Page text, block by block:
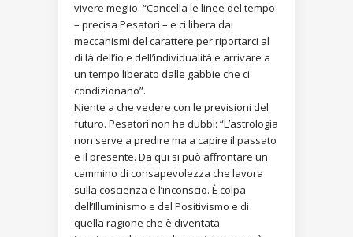
vivere meglio. “Cancella le linee del tempo
– precisa Pesatori – e ci libera dai
meccanismi del carattere per riportarci al
di là dell’io e dell’individualità e arrivare a
un tempo liberato dalle gabbie che ci
condizionano”.
Niente a che vedere con le previsioni del
futuro. Pesatori non ha dubbi: “L’astrologia
non serve a predire ma a capire il passato
e il presente. Da qui si può affrontare un
cammino di consapevolezza che lavora
sulla coscienza e l’inconscio. È colpa
dell’Illuminismo e del Positivismo e di
quella ragione che è diventata